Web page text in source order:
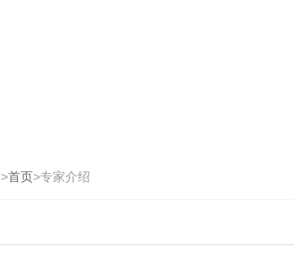
>首页>专家介绍